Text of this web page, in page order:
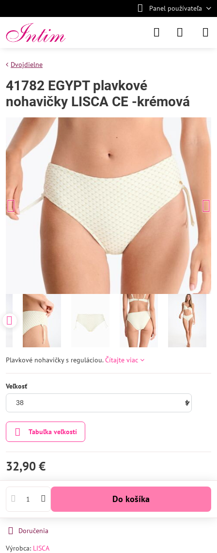
Panel používateľa
Dvojdielne
41782 EGYPT plavkové
nohavičky LISCA CE -krémová
Plavkové nohavičky s reguláciou.Čítajte viac
Veľkosť
Tabuľka veľkostí
32,90 €
Do košíka
Doručenia
Výrobca: LISCA